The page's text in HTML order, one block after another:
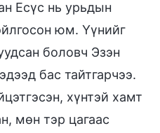
Есүс нь урьдын
юм. Үүнийг
боловч Эзэн
бас тайтгарчээ.
хүнтэй хамт
мөн тэр цагаас